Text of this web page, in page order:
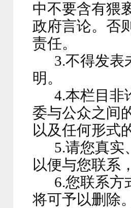
中不要含有猥
政府言论。否
责任。
3.不得发表
明。
4.本栏目非
委与公众之间
以及任何形式
5.请您真实
以便与您联系
6.您联系方
将可予以删除。